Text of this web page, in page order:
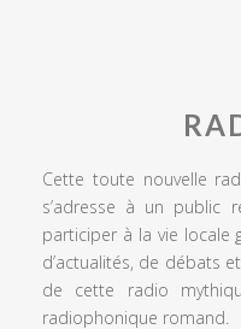
Cette toute nouvelle
s’adresse à un public
participer à la vie locale
d’actualités, de débats
de cette radio
radiophonique romand.